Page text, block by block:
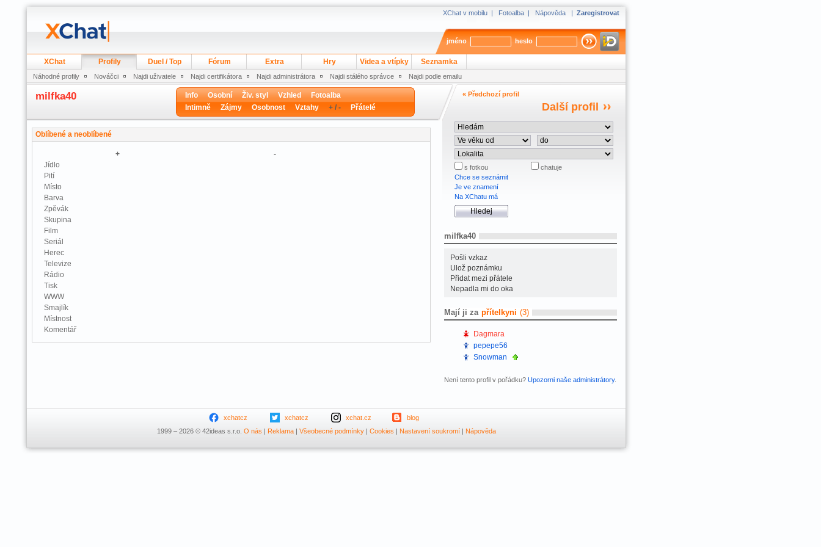
XChat v mobilu | Fotoalba | Nápověda | Zaregistrovat
jméno heslo
XChat Profily Duel / Top Fórum Extra Hry Videa a vtípky Seznamka
Náhodné profily Nováčci Najdi uživatele Najdi certifikátora Najdi administrátora Najdi stálého správce Najdi podle emailu
milfka40 Info Osobní Živ. styl Vzhled
Fotoalba
Intimně
Zájmy Osobnost Vztahy + / - Přátelé
« Předchozí profil
Další profil
Oblíbené a neoblíbené
+
-
Jídlo
Pití
Místo
Barva
Zpěvák
Skupina
Film
Seriál
Herec
Televize
Rádio
Tisk
WWW
Smajlík
Místnost
Komentář
s fotkou
chatuje
Chce se seznámit
Je ve znamení
Na XChatu má
milfka40
Pošli vzkaz
Ulož poznámku
Přidat mezi přátele
Nepadla mi do oka
Mají ji za přítelkyni (3)
Dagmara
pepepe56
Snowman
Není tento profil v pořádku? Upozorni naše administrátory.
xchatcz xchatcz xchat.cz
blog
1999 – 2026 © 42ideas s.r.o. O nás | Reklama| Všeobecné podmínky| Cookies | Nastavení soukromí| Nápověda